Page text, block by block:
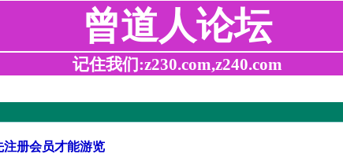
曾道人论坛
记住我们:z230.com,z240.com
册会员才能游览